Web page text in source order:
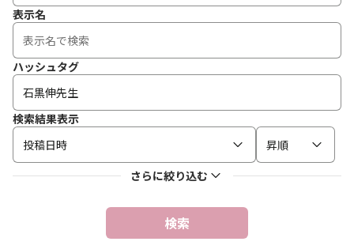
表示名
ハッシュタグ
検索結果表示
投稿日時
昇順
さらに絞り込む
検索